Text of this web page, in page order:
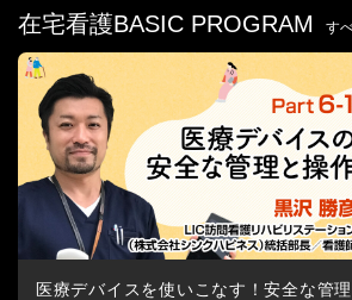
した。また、利用者との出会いをきっかけ
疾患の緩和ケアについて名古屋大学大学院に
2019年12月には名古屋地区で複数店舗を統
昇進。
その後、さらなる業務拡大に尽力し、現
訪問看護部長としてチームを牽引している。
■プログラム詳細
1.自己紹介・組織について
・本日の内容
2.がん治療の4本柱
在宅看護BASIC PROGRAM す
医療デバイスを使いこなす！安全な管理